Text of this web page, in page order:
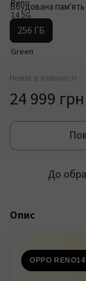
Вбудована пам'ять
256 ГБ
Немає в наявності
24 999 грн
До
Опис
OPPO